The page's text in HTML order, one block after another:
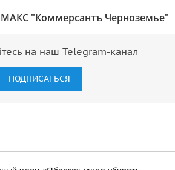
МАКС "Коммерсантъ Черноземье"
на наш Telegram-канал
ПОДПИСАТЬСЯ